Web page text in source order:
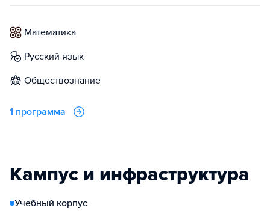
математика
русский язык
обществознание
1 программа
Кампус и инфраструктура
Учебный корпус